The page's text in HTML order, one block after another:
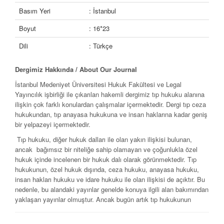
Basım Yeri
: İstanbul
Boyut
: 16*23
Dili
: Türkçe
Dergimiz Hakkında / About Our Journal
İstanbul Medeniyet Üniversitesi Hukuk Fakültesi ve Legal
Yayıncılık işbirliği ile çıkarılan hakemli dergimiz tıp hukuku alanına
ilişkin çok farklı konulardan çalışmalar içermektedir. Dergi tıp ceza
hukukundan, tıp anayasa hukukuna ve insan haklarına kadar geniş
bir yelpazeyi içermektedir.
Tıp hukuku, diğer hukuk dalları ile olan yakın ilişkisi bulunan,
ancak bağımsız bir niteliğe sahip olamayan ve çoğunlukla özel
hukuk içinde incelenen bir hukuk dalı olarak görünmektedir. Tıp
hukukunun, özel hukuk dışında, ceza hukuku, anayasa hukuku,
insan hakları hukuku ve idare hukuku ile olan ilişkisi de açıktır. Bu
nedenle, bu alandaki yayınlar genelde konuya ilgili alan bakımından
yaklaşan yayınlar olmuştur. Ancak bugün artık tıp hukukunun